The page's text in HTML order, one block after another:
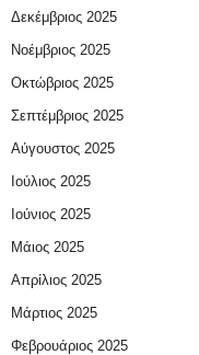
Δεκέμβριος 2025
Νοέμβριος 2025
Οκτώβριος 2025
Σεπτέμβριος 2025
Αύγουστος 2025
Ιούλιος 2025
Ιούνιος 2025
Μάιος 2025
Απρίλιος 2025
Μάρτιος 2025
Φεβρουάριος 2025